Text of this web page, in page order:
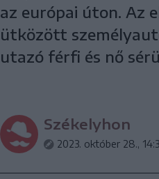
az európai úton. Az
ütközött
utazó férfi és nő
Székelyhon
2023. október 28.,